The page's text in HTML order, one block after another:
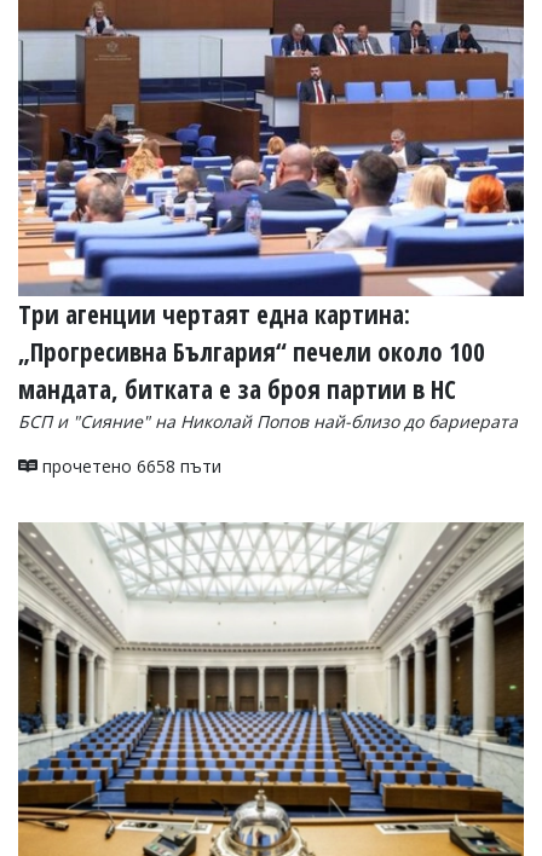
Три агенции чертаят една картина:
„Прогресивна България“ печели около 100
мандата, битката е за броя партии в НС
БСП и "Сияние" на Николай Попов най-близо до бариерата
прочетено 6658 пъти